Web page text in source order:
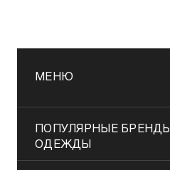
МЕНЮ
ПОПУЛЯРНЫЕ БРЕНДЫ
ОДЕЖДЫ